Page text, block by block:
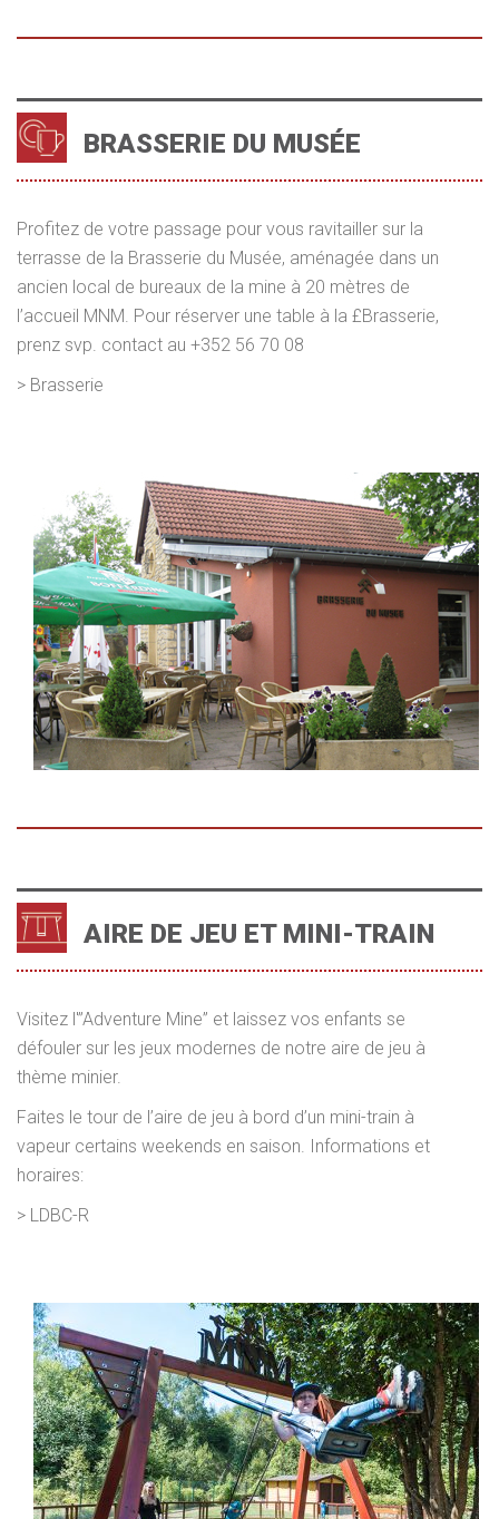
BRASSERIE DU MUSÉE
Profitez de votre passage pour vous ravitailler sur la
terrasse de la Brasserie du Musée, aménagée dans un
ancien local de bureaux de la mine à 20 mètres de
l’accueil MNM. Pour réserver une table à la £Brasserie,
prenz svp. contact au +352 56 70 08
> Brasserie
AIRE DE JEU ET MINI-TRAIN
Visitez l'”Adventure Mine” et laissez vos enfants se
défouler sur les jeux modernes de notre aire de jeu à
thème minier.
Faites le tour de l’aire de jeu à bord d’un mini-train à
vapeur certains weekends en saison. Informations et
horaires:
> LDBC-R